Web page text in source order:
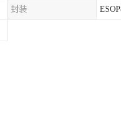
封装